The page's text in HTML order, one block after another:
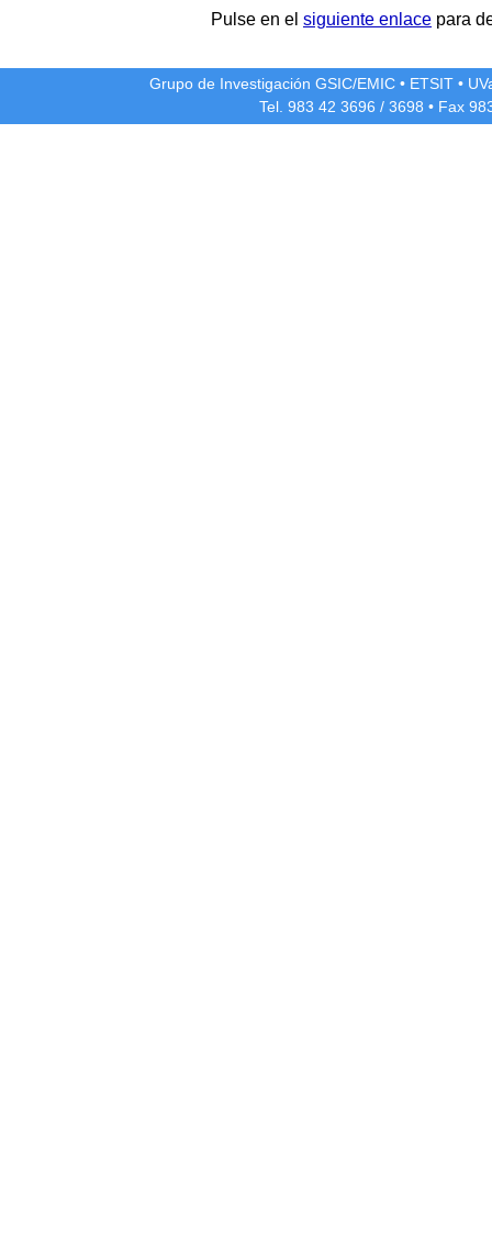
Pulse en el siguiente enlace para
Grupo de Investigación GSIC/EMIC • ETSIT •
Tel. 983 42 3696 / 3698 • Fax